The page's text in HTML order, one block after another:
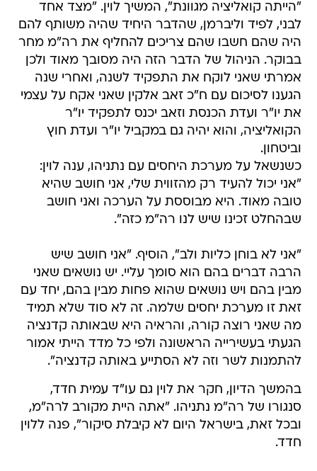
"הייתה קואליציה מגוונת", המשיך לוין. "מצד אחד
לבני, לפיד וליברמן, שהדבר היחיד שהיה משותף להם
היה שהם חשבו שהם צריכים להחליף את רה"מ מחר
בבוקר. הניהול של הדבר הזה היה מסובך מאוד ולכן
אמרתי שאני לוקח את התפקיד לשנה, ואחרי שנה
הגענו לסיכום עם ח"כ זאב אלקין שאני אקח על עצמי
את יו"ר ועדת הכנסת וזאב יכנס לתפקיד יו"ר
הקואליציה, והוא יהיה גם במקביל יו"ר ועדת חוץ
וביטחון.
כשנשאל על מערכת היחסים עם נתניהו, ענה לוין:
"אני יכול להעיד רק מהזווית שלי, אני חושב שהיא
טובה מאוד. היא מבוססת על הערכה ואני חושב
שבהחלט זכינו שיש לנו רה"מ כזה".
"אני לא בוחן כליות ולב", הוסיף. "אני חושב שיש
הרבה דברים בהם הוא סומך עליי. יש נושאים שאני
מבין בהם ויש נושאים שהוא פחות מבין בהם, יחד עם
זאת זו מערכת יחסים שלמה. זה לא סוד שלא תמיד
מה שאני רוצה קורה, והראיה היא שבאותה קדנציה
הגעתי בעשירייה הראשונה ולפי כל מדד הייתי אמור
להתמנות לשר וזה לא הסתייע באותה קדנציה".
בהמשך הדיון, חקר את לוין גם עו"ד עמית חדד,
סנגורו של רה"מ נתניהו. "אתה היית מקורב לרה"מ,
ובכל זאת, בישראל היום לא קיבלת סיקור", פנה ללוין
חדד.